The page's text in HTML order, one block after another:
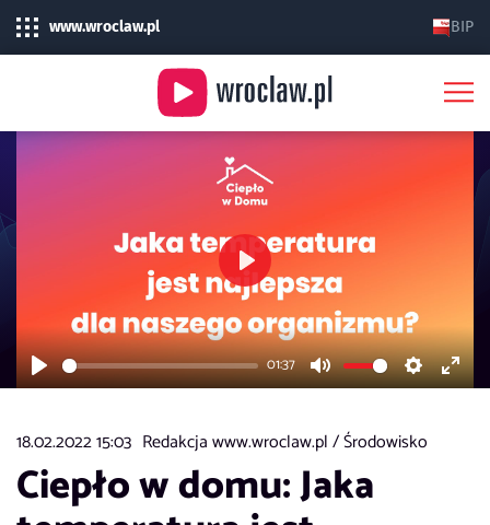
www.wroclaw.pl BIP
Play
01:37
Mute SettingsEnter
Play
18.02.2022 15:03 Redakcja www.wroclaw.pl /Środowisko
Ciepło w domu: Jaka